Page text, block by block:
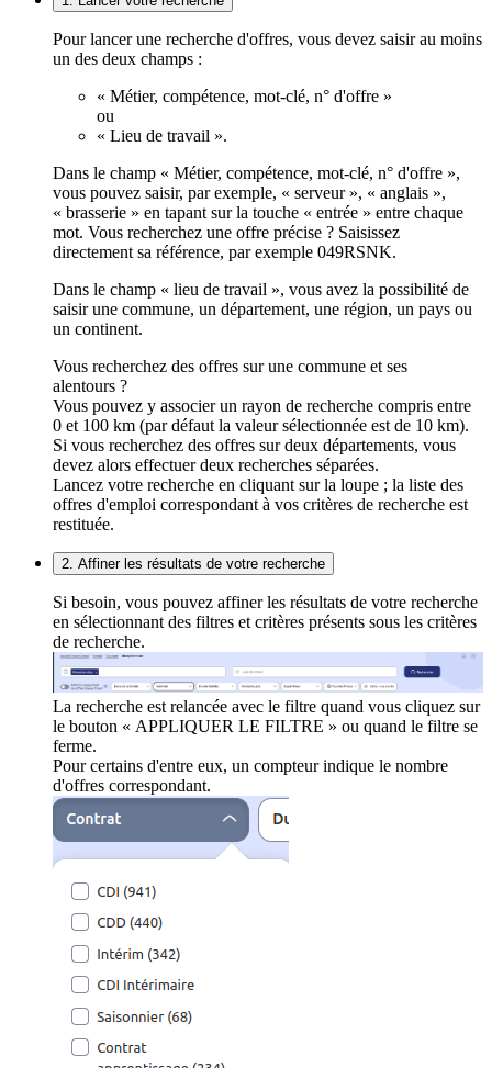
Pour lancer une recherche d'offres, vous devez saisir au moins
un des deux champs :
« Métier, compétence, mot-clé, n° d'offre »
ou
« Lieu de travail ».
Dans le champ « Métier, compétence, mot-clé, n° d'offre »,
vous pouvez saisir, par exemple, « serveur », « anglais »,
« brasserie » en tapant sur la touche « entrée » entre chaque
mot. Vous recherchez une offre précise ? Saisissez
directement sa référence, par exemple 049RSNK.
Dans le champ « lieu de travail », vous avez la possibilité de
saisir une commune, un département, une région, un pays ou
un continent.
Vous recherchez des offres sur une commune et ses
alentours ?
Vous pouvez y associer un rayon de recherche compris entre
0 et 100 km (par défaut la valeur sélectionnée est de 10 km).
Si vous recherchez des offres sur deux départements, vous
devez alors effectuer deux recherches séparées.
Lancez votre recherche en cliquant sur la loupe ; la liste des
offres d'emploi correspondant à vos critères de recherche est
restituée.
2. Affiner les résultats de votre recherche
Si besoin, vous pouvez affiner les résultats de votre recherche
en sélectionnant des filtres et critères présents sous les critères
de recherche.
La recherche est relancée avec le filtre quand vous cliquez sur
le bouton « APPLIQUER LE FILTRE » ou quand le filtre se
ferme.
Pour certains d'entre eux, un compteur indique le nombre
d'offres correspondant.